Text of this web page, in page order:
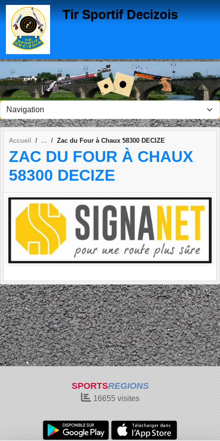
Tir Sportif Decizois
Accueil Zac du Four à Chaux 58300 DECIZE
ZAC DU FOUR À CHAUX
58300 DECIZE
SPORTSREGIONS
16655visites
Panneau de gestion des cookies